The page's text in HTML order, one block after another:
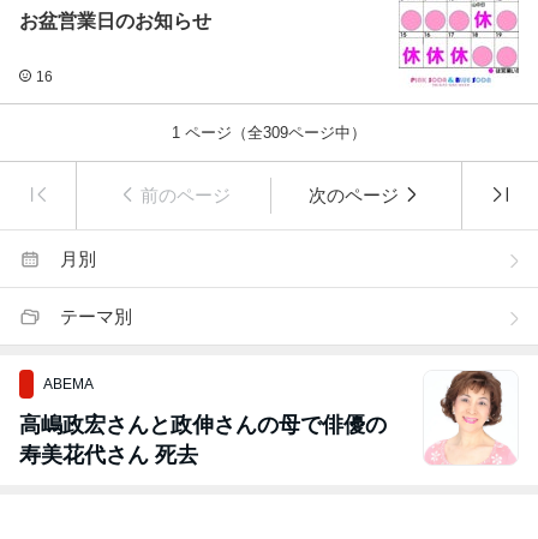
お盆営業日のお知らせ
16
1 ページ（全309ページ中）
前のページ 次のページ
月別
テーマ別
ABEMA
高嶋政宏さんと政伸さんの母で俳優の
寿美花代さん 死去